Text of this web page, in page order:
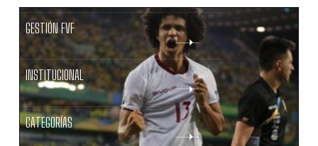
GESTIÓN FVF
INSTITUCIONAL
CATEGORÍAS